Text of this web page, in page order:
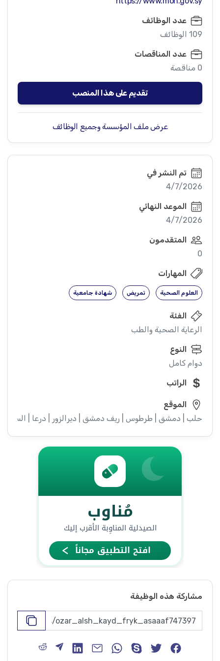
عدد الوظائف
109 الوظائف
عدد المناقصات
0 مناقصة
تقديم على هذا المنصب
عرض ملف المؤسسة وجميع الوظائف
تم النشر في
4/7/2026
الموعد النهائي
4/7/2026
المتقدمون
0
المهارات
العلوم الصحية تمريض شهادة جامعية
الفئة
الرعاية الصحية والطب
النوع
دوام كامل
الراتب
الموقع
حلب | دمشق | طرطوس | ريف دمشق | ديرالزور | درعا |
مشاركة هذه الوظيفة